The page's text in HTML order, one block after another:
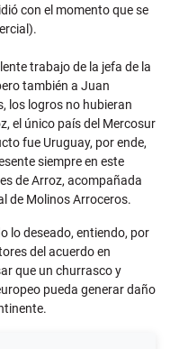
con el momento que se
trabajo de la jefa de la
también a Juan
los logros no hubieran
el único país del Mercosur
fue Uruguay, por ende,
siempre en este
de Arroz, acompañada
de Molinos Arroceros.
lo deseado, entiendo, por
del acuerdo en
que un churrasco y
pueda generar daño